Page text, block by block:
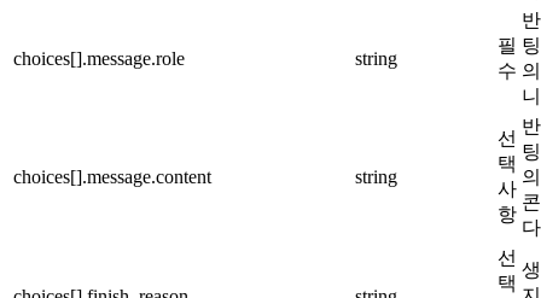
choices[].message.role string
필
수
choices[].message.content string
선
택
사
항
선
택